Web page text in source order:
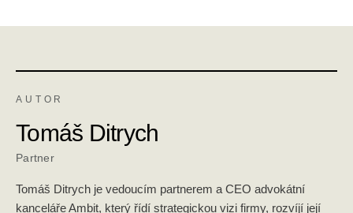
AUTOR
Tomáš Ditrych
Partner
Tomáš Ditrych je vedoucím partnerem a CEO advokátní
kanceláře Ambit, který řídí strategickou vizi firmy, rozvíjí její